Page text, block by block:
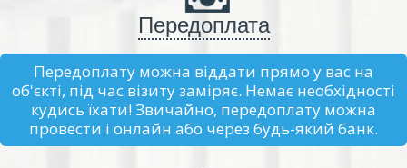
Передоплата
Передоплату можна віддати прямо у вас на
об'єкті, під час візиту заміряє. Немає необхідності
кудись їхати! Звичайно, передоплату можна
провести і онлайн або через будь-який банк.